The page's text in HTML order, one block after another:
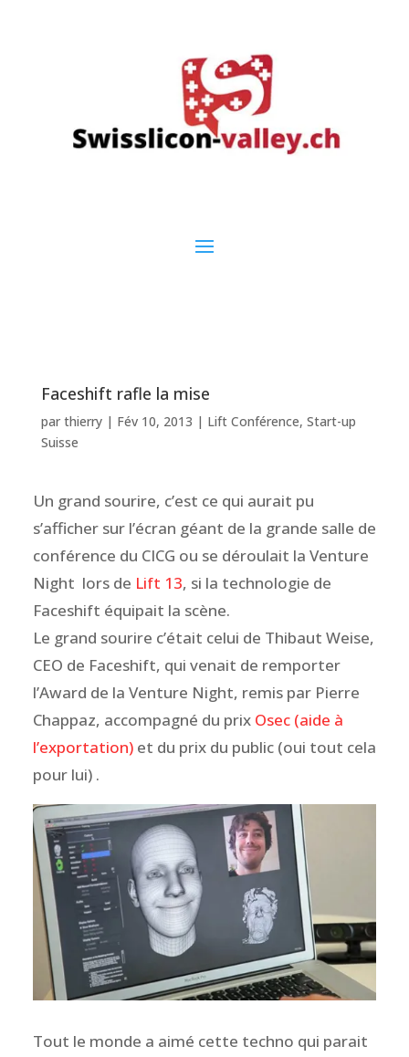
Faceshift rafle la mise
par thierry| Fév 10, 2013 | Lift Conférence, Start-up
Suisse
Un grand sourire, c’est ce qui aurait pu
s’afficher sur l’écran géant de la grande salle de
conférence du CICG ou se déroulait la Venture
Night lors de Lift 13, si la technologie de
Faceshift équipait la scène.
Le grand sourire c’était celui de Thibaut Weise,
CEO de Faceshift, qui venait de remporter
l’Award de la Venture Night, remis par Pierre
Chappaz, accompagné du prix Osec (aide à
l’exportation)et du prix du public (oui tout cela
pour lui) .
Tout le monde a aimé cette techno qui parait